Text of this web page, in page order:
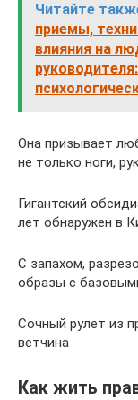
Читайте
приемы,
влияния на
Она призывает
не только ноги,
Гигантский
лет обнаружен в
С запахом,
образы с
Сочный рулет из
ветчина
Как жить